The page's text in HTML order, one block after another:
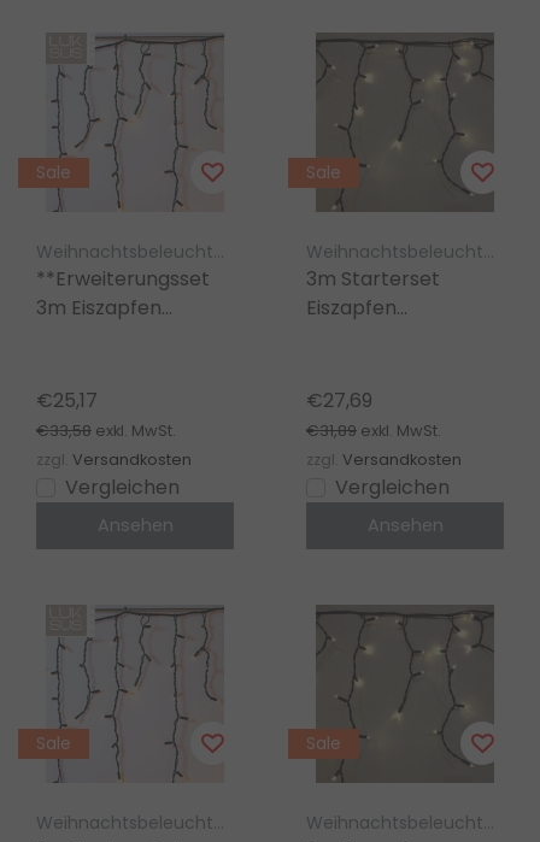
Sale
Weihnachtsbeleuchtung Luksus
**Erweiterungsset
3m Eiszapfen
warmweiß IP65**
€25,17
€33,58 exkl. MwSt.
zzgl. Versandkosten
Vergleichen
Ansehen
Sale
Weihnachtsbeleuchtung Luksus
3m Starterset
Eiszapfen
IP44 wasserdicht
Profi LUKSUS
€27,69
€31,89 exkl. MwSt.
zzgl. Versandkosten
Vergleichen
Ansehen
Sale
Weihnachtsbeleuchtung Luksus
Sale
Weihnachtsbeleuchtung Luksus